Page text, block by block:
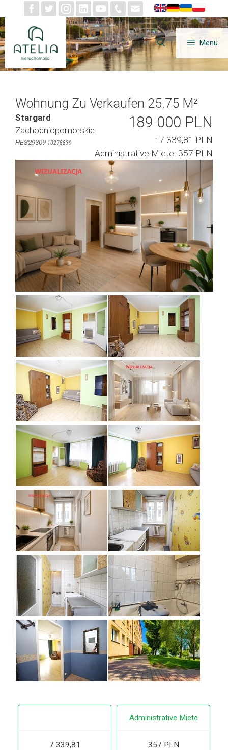
Inhalt
springen
Menü
Wohnung Zu Verkaufen 25.75 M²
Stargard
Zachodniopomorskie
HES29309 10278839
189 000 PLN
: 7 339,81 PLN
Administrative Miete: 357 PLN
7 339,81
Administrative Miete
357 PLN